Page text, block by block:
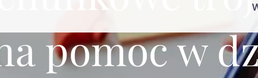
pomoc w